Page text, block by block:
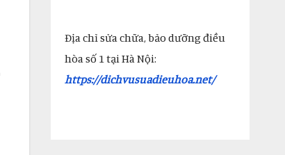
Địa chỉ sửa chữa, bảo dưỡng điều
hòa số 1 tại Hà Nội:
https://dichvusuadieuhoa.net/